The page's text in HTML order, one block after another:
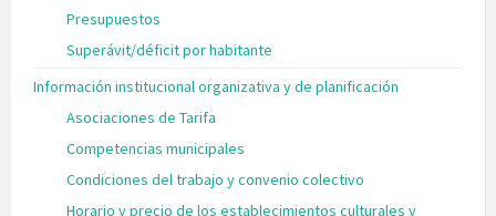
Presupuestos
Superávit/déficit por habitante
Información institucional organizativa y de planificación
Asociaciones de Tarifa
Competencias municipales
Condiciones del trabajo y convenio colectivo
Horario y precio de los establecimientos culturales y